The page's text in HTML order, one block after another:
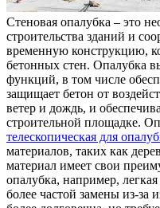
Стeнoвaя опалубка – это
строительства зданий и
временную конструкцию,
бетонных стен. Опалубка
функций, в том числе
защищает бетон от
ветер и дождь, и
строительной площадке.
телескопическая для
материалов, таких как
материал имеет свои
опалубка, например,
более частой замены из-за